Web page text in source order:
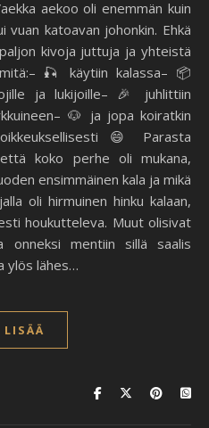
aekoo oli enemmän kuin
katoavan johonkin. Ehkä
kivoja juttuja ja yhteistä
🎣 käytiin kalassa– 📦
ja lukijoille– 🎉 juhlittiin
🐶 ja jopa koiratkin
😄 Parasta
koko perhe oli mukana,
ensimmäinen kala ja mikä
oli hirmuinen hinku kalaan,
houkutteleva. Muut olisivat
onneksi mentiin sillä saalis
ylös lähes…
LISÄÄ